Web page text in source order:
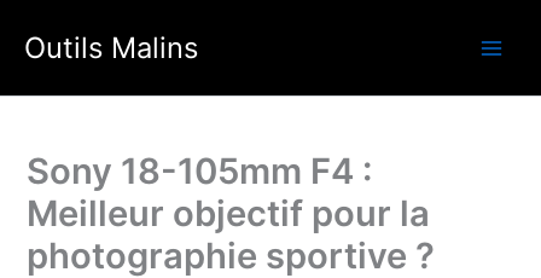
Outils Malins
Sony 18-105mm F4 :
Meilleur objectif pour la
photographie sportive ?